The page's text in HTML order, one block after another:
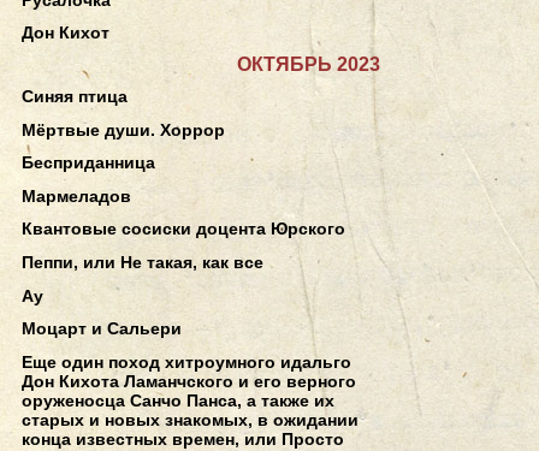
Дон Кихот
ОКТЯБРЬ 2023
Синяя птица
Мёртвые души. Хоррор
Бесприданница
Мармеладов
Квантовые сосиски доцента Юрского
Пеппи, или Не такая, как все
Ау
Моцарт и Сальери
Еще один поход хитроумного идальго
Дон Кихота Ламанчского и его верного
оруженосца Санчо Панса, а также их
старых и новых знакомых, в ожидании
конца известных времен, или Просто